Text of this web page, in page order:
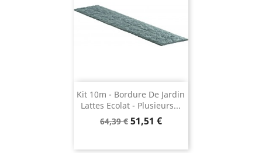
Kit 10m - Bordure De Jardin
Lattes Ecolat - Plusieurs...
Prix
64,39 € Prix
51,51 €